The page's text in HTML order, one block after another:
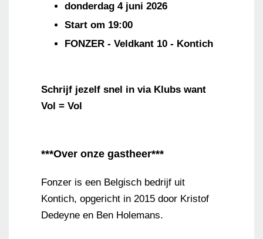
donderdag 4 juni 2026
Start om 19:00
FONZER - Veldkant 10 - Kontich
Schrijf jezelf snel in via Klubs want
Vol = Vol
***Over onze gastheer***
Fonzer is een Belgisch bedrijf uit
Kontich, opgericht in 2015 door Kristof
Dedeyne en Ben Holemans.